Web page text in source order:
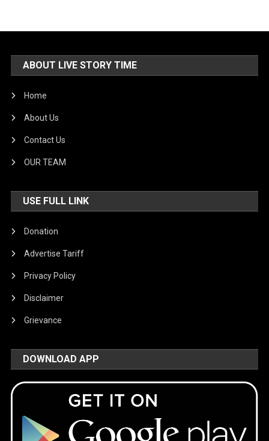
ABOUT LIVE STORY TIME
Home
About Us
Contact Us
OUR TEAM
USE FULL LINK
Donation
Advertise Tariff
Privacy Policy
Disclaimer
Grievance
DOWNLOAD APP